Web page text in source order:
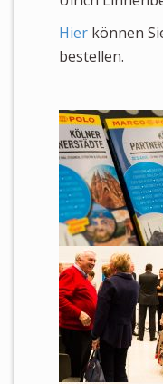
Hier können
bestellen.